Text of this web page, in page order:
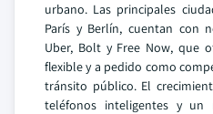
urbano. Las principales
París y Berlín, cuentan con
Uber, Bolt y Free Now, que
flexible y a pedido como
tránsito público. El
teléfonos inteligentes y un